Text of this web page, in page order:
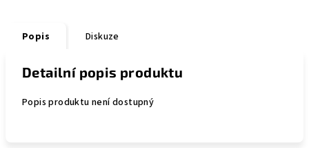
Popis Diskuze
Detailní popis produktu
Popis produktu není dostupný